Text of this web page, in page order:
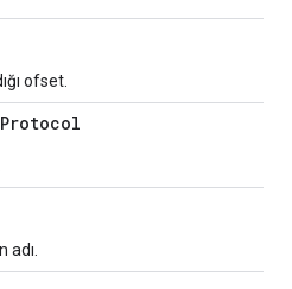
ofset.
Protocol